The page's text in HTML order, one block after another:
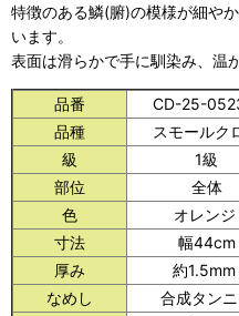
特徴のある鱗(腑)の模様が細や
います。
表面は滑らかで手に馴染み、温
品番
CD-25-
品種
スモールク
級
1級
部位
全体
色
オレンジ
寸法
幅44cm
厚み
約1.5mm
なめし
合成タン